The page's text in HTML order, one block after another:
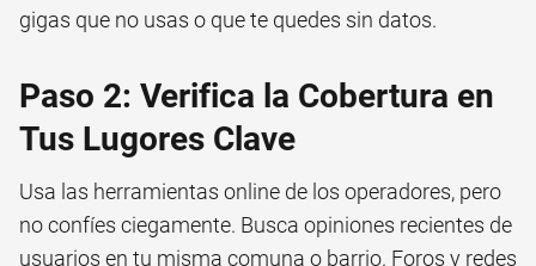
gigas que no usas o que te quedes sin datos.
Paso 2: Verifica la Cobertura en
Tus Lugores Clave
Usa las herramientas online de los operadores, pero
no confíes ciegamente. Busca opiniones recientes de
usuarios en tu misma comuna o barrio. Foros y redes